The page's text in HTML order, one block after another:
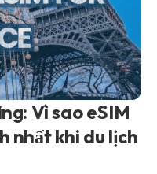
Vì sao eSIM
nhất khi du lịch